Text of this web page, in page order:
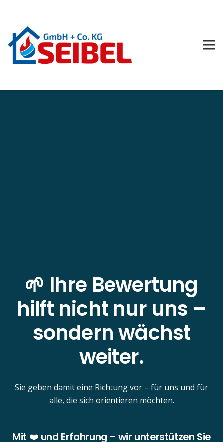
🌱 Ihre Bewertung
hilft nicht nur uns –
sondern wächst
weiter.
Sie geben damit eine Richtung vor – für uns und für
alle, die sich orientieren möchten.
Mit ❤️ und Erfahrung – wir unterstützen Sie